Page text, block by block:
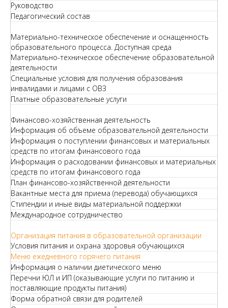
Руководство
Педагогический состав
Материально-техническое обеспечение и оснащенность
образовательного процесса. Доступная среда
Материально-техническое обеспечение образовательной
деятельности
Специальные условия для получения образования
инвалидами и лицами с ОВЗ
Платные образовательные услуги
Финансово-хозяйственная деятельность
Информация об объеме образовательной деятельности
Информация о поступлении финансовых и материальных
средств по итогам финансового года
Информация о расходовании финансовых и материальных
средств по итогам финансового года
План финансово-хозяйственной деятельности
Вакантные места для приема (перевода) обучающихся
Стипендии и иные виды материальной поддержки
Международное сотрудничество
Организация питания в образовательной организации
Условия питания и охрана здоровья обучающихся
Меню ежедневного горячего питания
Информация о наличии диетического меню
Перечни ЮЛ и ИП (оказывающие услуги по питанию и
поставляющие продукты питания)
Форма обратной связи для родителей